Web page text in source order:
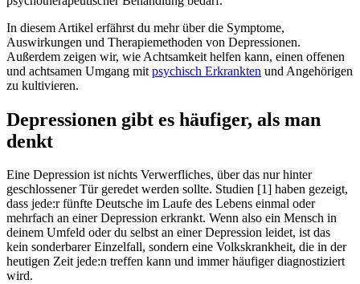
In diesem Artikel erfährst du mehr über die Symptome,
Auswirkungen und Therapiemethoden von Depressionen.
Außerdem zeigen wir, wie Achtsamkeit helfen kann, einen offenen
und achtsamen Umgang mit psychisch Erkrankten und Angehörigen
zu kultivieren.
Depressionen gibt es häufiger, als man
denkt
Eine Depression ist nichts Verwerfliches, über das nur hinter
geschlossener Tür geredet werden sollte. Studien [1] haben gezeigt,
dass jede:r fünfte Deutsche im Laufe des Lebens einmal oder
mehrfach an einer Depression erkrankt. Wenn also ein Mensch in
deinem Umfeld oder du selbst an einer Depression leidet, ist das
kein sonderbarer Einzelfall, sondern eine Volkskrankheit, die in der
heutigen Zeit jede:n treffen kann und immer häufiger diagnostiziert
wird.